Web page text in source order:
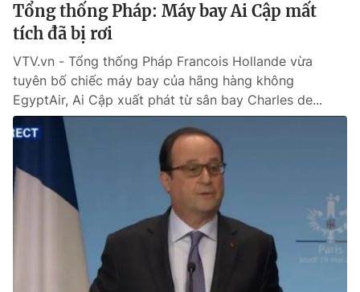
VTV9 VTV8
Liên hệ tòa soạn English
THỜI BÁO VTV
Theo dõi báo trên
Cơ quan chủ quản:
Đài Truyền hình Việt Nam
Tổng thống Pháp: Máy bay Ai Cập mất
tích đã bị rơi
VTV.vn - Tổng thống Pháp Francois Hollande vừa
tuyên bố chiếc máy bay của hãng hàng không
EgyptAir, Ai Cập xuất phát từ sân bay Charles de...